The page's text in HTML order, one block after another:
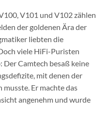
V101 und V102 zählen
der goldenen Ära der
liebten die
viele HiFi-Puristen
Der Camtech besaß keine
mit denen der
Er machte das
angenehm und wurde